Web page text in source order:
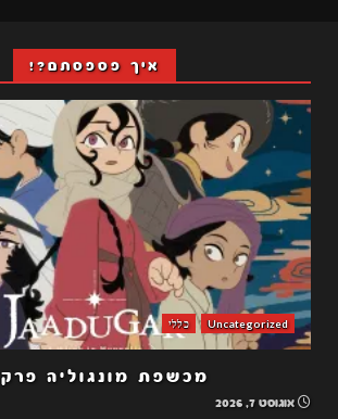
איך פספסתם?!
Uncategorized כללי
מכשפת מונגוליה פרק 6
אוגוסט 7, 2026